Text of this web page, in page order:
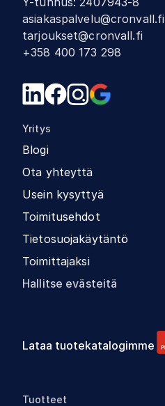
asiakaspalvelu@cronvall.fi
tarjoukset@cronvall.fi
+358 400 173 298
Yritys
Blogi
Ota yhteyttä
Usein kysyttyä
Toimitusehdot
Tietosuojakäytäntö
Toimittajaksi
Hallitse evästeitä
Lataa tuotekatalogimme
Tuotteet